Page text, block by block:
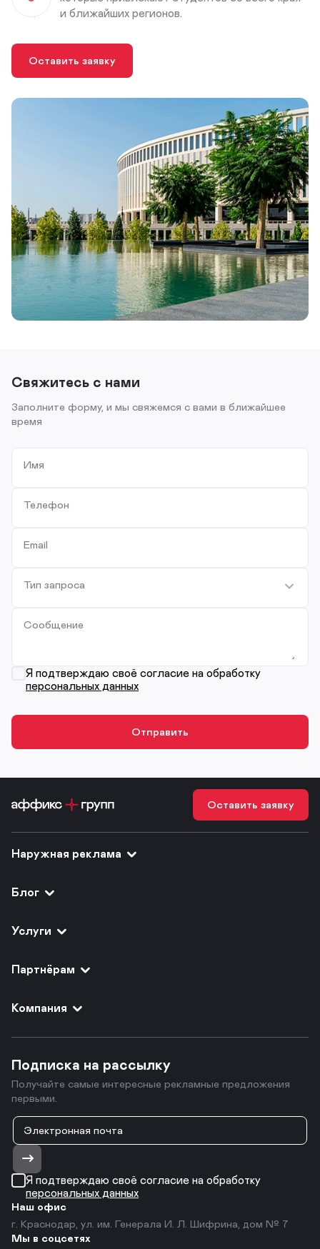
и ближайших регионов.
Оставить заявку
Свяжитесь с нами
Заполните форму, и мы свяжемся с вами в ближайшее
время
Имя
Телефон
Email
Тип запроса
Сообщение
Я подтверждаю своё согласие на обработку
персональных данных
Оставить заявку
Наружная реклама
Блог
Услуги
Партнёрам
Компания
Подписка на рассылку
Получайте самые интересные рекламные предложения
первыми.
Я подтверждаю своё согласие на обработку
персональных данных
Наш офис
г. Краснодар, ул. им. Генерала И. Л. Шифрина, дом № 7
Мы в соцсетях